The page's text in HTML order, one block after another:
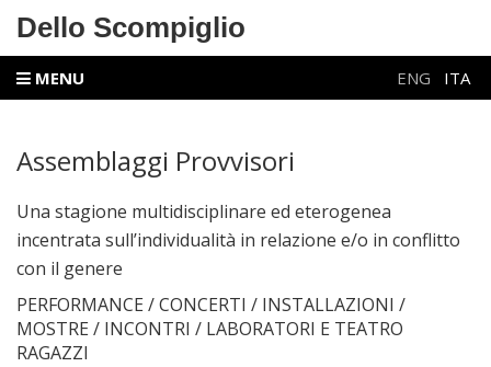
Dello Scompiglio
MENU ENG ITA
Assemblaggi Provvisori
Una stagione multidisciplinare ed eterogenea
incentrata sull’individualità in relazione e/o in conflitto
con il genere
PERFORMANCE / CONCERTI / INSTALLAZIONI /
MOSTRE / INCONTRI / LABORATORI E TEATRO
RAGAZZI